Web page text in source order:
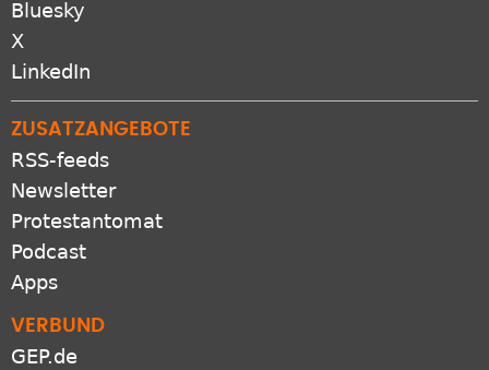
Bluesky
X
LinkedIn
ZUSATZANGEBOTE
RSS-feeds
Newsletter
Protestantomat
Podcast
Apps
VERBUND
GEP.de